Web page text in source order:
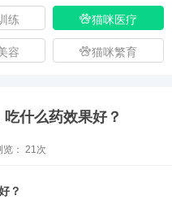
练 猫咪医疗
容 猫咪繁育
什么药效果好？
览： 21次
？